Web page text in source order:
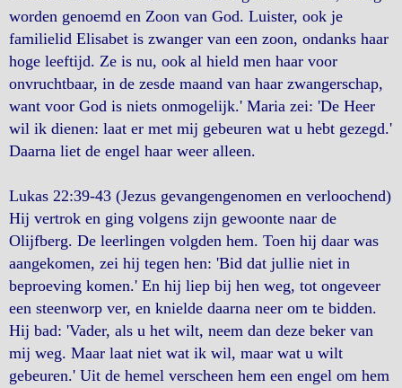
worden genoemd en Zoon van God. Luister, ook je
familielid Elisabet is zwanger van een zoon, ondanks haar
hoge leeftijd. Ze is nu, ook al hield men haar voor
onvruchtbaar, in de zesde maand van haar zwangerschap,
want voor God is niets onmogelijk.' Maria zei: 'De Heer
wil ik dienen: laat er met mij gebeuren wat u hebt gezegd.'
Daarna liet de engel haar weer alleen.
Lukas 22:39-43 (Jezus gevangengenomen en verloochend)
Hij vertrok en ging volgens zijn gewoonte naar de
Olijfberg. De leerlingen volgden hem. Toen hij daar was
aangekomen, zei hij tegen hen: 'Bid dat jullie niet in
beproeving komen.' En hij liep bij hen weg, tot ongeveer
een steenworp ver, en knielde daarna neer om te bidden.
Hij bad: 'Vader, als u het wilt, neem dan deze beker van
mij weg. Maar laat niet wat ik wil, maar wat u wilt
gebeuren.' Uit de hemel verscheen hem een engel om hem